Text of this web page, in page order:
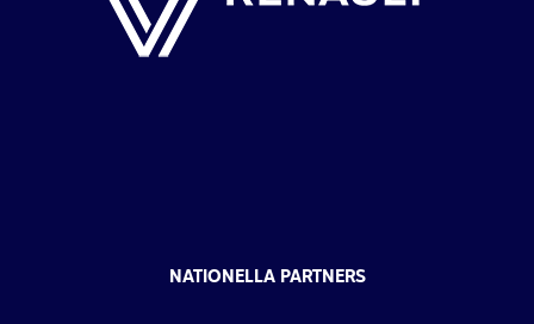
NATIONELLA PARTNERS